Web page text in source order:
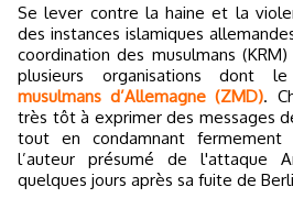
Se lever contre la haine et la violence, tel est le leitmotiv
des instances islamiques
coordination des musulmans
plusieurs organisations dont
musulmans d’Allemagne (ZMD).
très tôt à exprimer des messages
tout en condamnant
l’auteur présumé de l'attaque
quelques jours après sa fuite de